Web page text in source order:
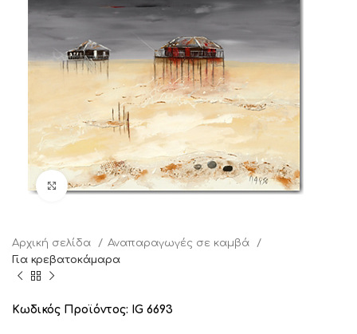
Click to enlarge
Αρχική σελίδα
Αναπαραγωγές σε καμβά
Για κρεβατοκάμαρα
Κωδικός Προϊόντος: IG 6693